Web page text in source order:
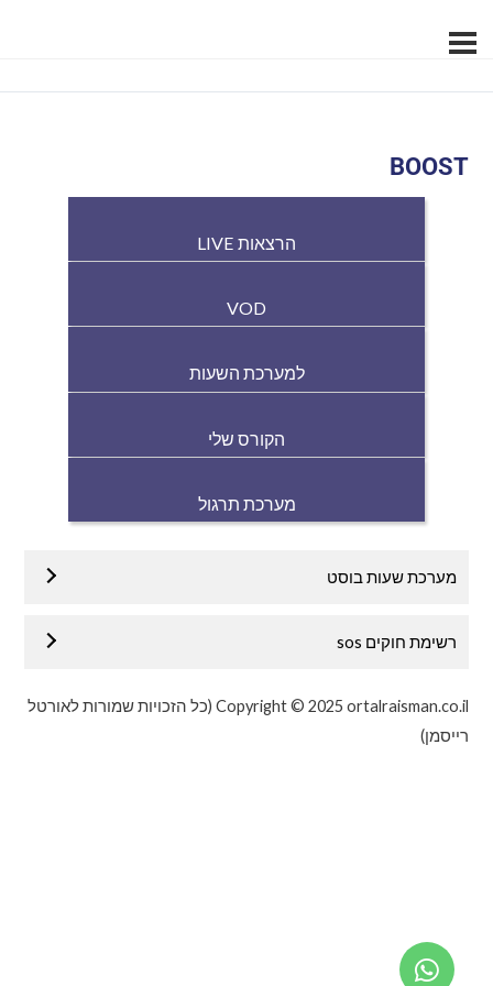
BOOST
הרצאות LIVE
VOD
למערכת השעות
הקורס שלי
מערכת תרגול
מערכת שעות בוסט
רשימת חוקים sos
Copyright © 2025 ortalraisman.co.il (כל הזכויות שמורות לאורטל
רייסמן)